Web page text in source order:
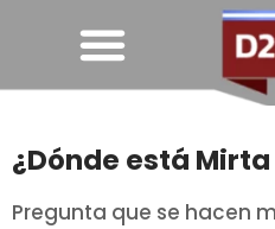
¿Dónde está
Pregunta que se hacen